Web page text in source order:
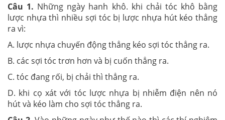
Câu 1. Những ngày hanh khô. khi chải tóc khô bằng
lược nhựa thì nhiều sợi tóc bị lược nhựa hút kéo thẳng
ra vì:
A. lược nhựa chuyến động thẳng kéo sợi tóc thẳng ra.
B. các sợi tóc trơn hơn và bị cuốn thẳng ra.
C. tóc đang rối, bị chải thì thẳng ra.
D. khi cọ xát với tóc lược nhựa bị nhiễm điện nên nó
hút và kéo làm cho sợi tóc thẳng ra.